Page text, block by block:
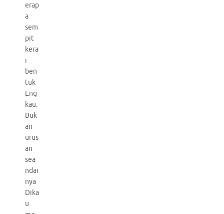
erap
a
sem
pit
kera
i
ben
tuk
Eng
kau.
Buk
an
urus
an
sea
ndai
nya
Dika
u